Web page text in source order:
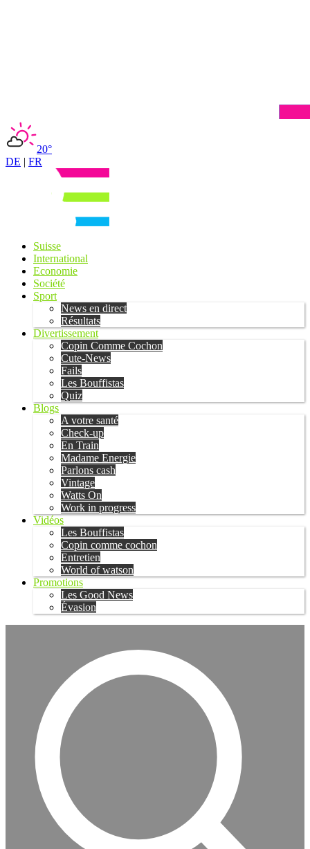
20°
DE | FR
Suisse
International
Economie
Société
Sport
News en direct
Résultats
Divertissement
Copin Comme Cochon
Cute-News
Fails
Les Bouffistas
Quiz
Blogs
A votre santé
Check-up
En Train
Madame Energie
Parlons cash
Vintage
Watts On
Work in progress
Vidéos
Les Bouffistas
Copin comme cochon
Entretien
World of watson
Promotions
Les Good News
Évasion